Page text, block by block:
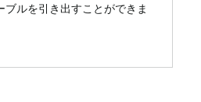
ブルを引き出すことができま